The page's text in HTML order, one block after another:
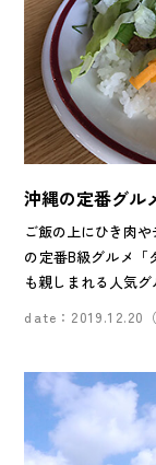
沖縄の定番グル
ご飯の上にひき肉
の定番B級グルメ「
も親しまれる人気
のお気に入りを見
は？
date：2019.12.20